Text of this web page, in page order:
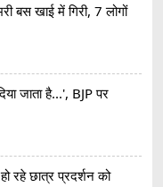
बस खाई में गिरी, 7 लोगों
जाता है...', BJP पर
रहे छात्र प्रदर्शन को